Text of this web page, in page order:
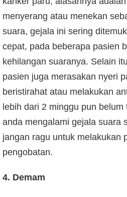
menyerang atau menekan
suara, gejala ini sering
cepat, pada beberapa pasien
kehilangan suaranya. Selain
pasien juga merasakan nyeri
beristirahat atau melakukan
lebih dari 2 minggu pun
anda mengalami gejala suara
jangan ragu untuk melakukan
pengobatan.
4. Demam